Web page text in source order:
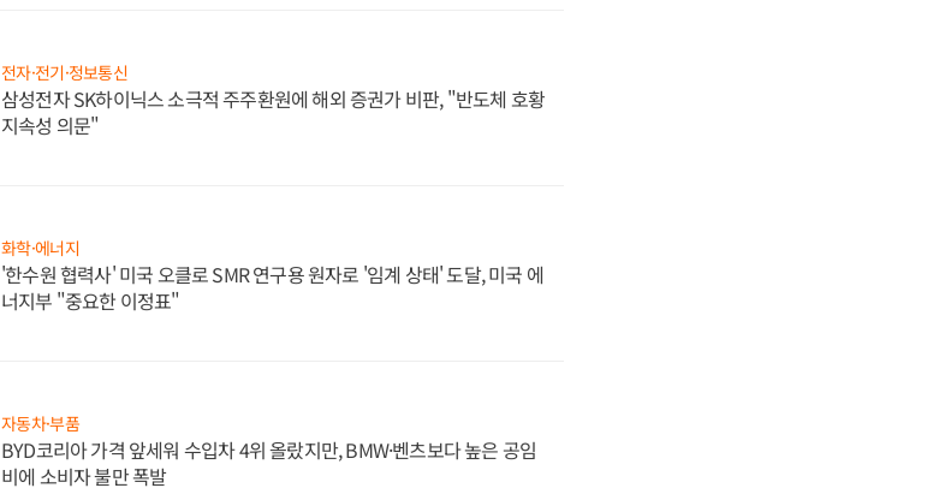
전자·전기·정보통신
삼성전자 SK하이닉스 소극적 주주환원에 해외 증권가 비판, "반도체 호황
지속성 의문"
화학·에너지
'한수원 협력사' 미국 오클로 SMR 연구용 원자로 '임계 상태' 도달, 미국 에
너지부 "중요한 이정표"
자동차·부품
BYD코리아 가격 앞세워 수입차 4위 올랐지만, BMW·벤츠보다 높은 공임
비에 소비자 불만 폭발